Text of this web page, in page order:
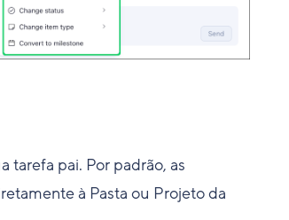
tarefa pai. Por padrão, as
à Pasta ou Projeto da